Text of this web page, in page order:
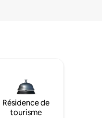
Résidence de
tourisme